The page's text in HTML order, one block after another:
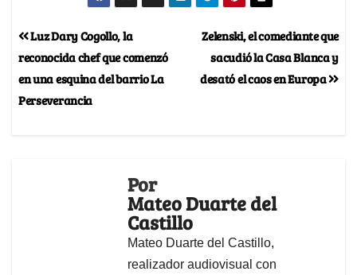
Zelenski, el comediante que
sacudió la Casa Blanca y
desató el caos en Europa
Luz Dary Cogollo, la
reconocida chef que comenzó
en una esquina del barrio La
Perseverancia
Por
Mateo Duarte del
Castillo
Mateo Duarte del Castillo,
realizador audiovisual con